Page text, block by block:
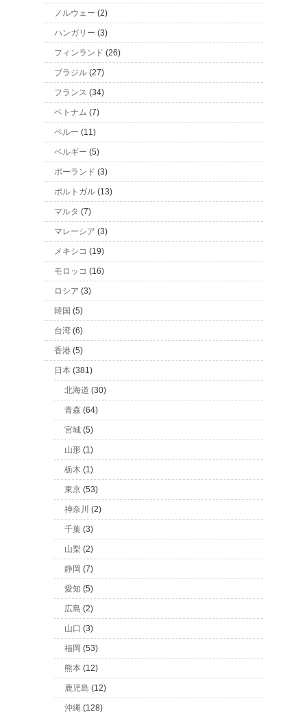
ノルウェー (2)
ハンガリー (3)
フィンランド (26)
ブラジル (27)
フランス (34)
ベトナム (7)
ペルー (11)
ベルギー (5)
ポーランド (3)
ポルトガル (13)
マルタ (7)
マレーシア (3)
メキシコ (19)
モロッコ (16)
ロシア (3)
韓国 (5)
台湾 (6)
香港 (5)
日本 (381)
北海道 (30)
青森 (64)
宮城 (5)
山形 (1)
栃木 (1)
東京 (53)
神奈川 (2)
千葉 (3)
山梨 (2)
静岡 (7)
愛知 (5)
広島 (2)
山口 (3)
福岡 (53)
熊本 (12)
鹿児島 (12)
沖縄 (128)